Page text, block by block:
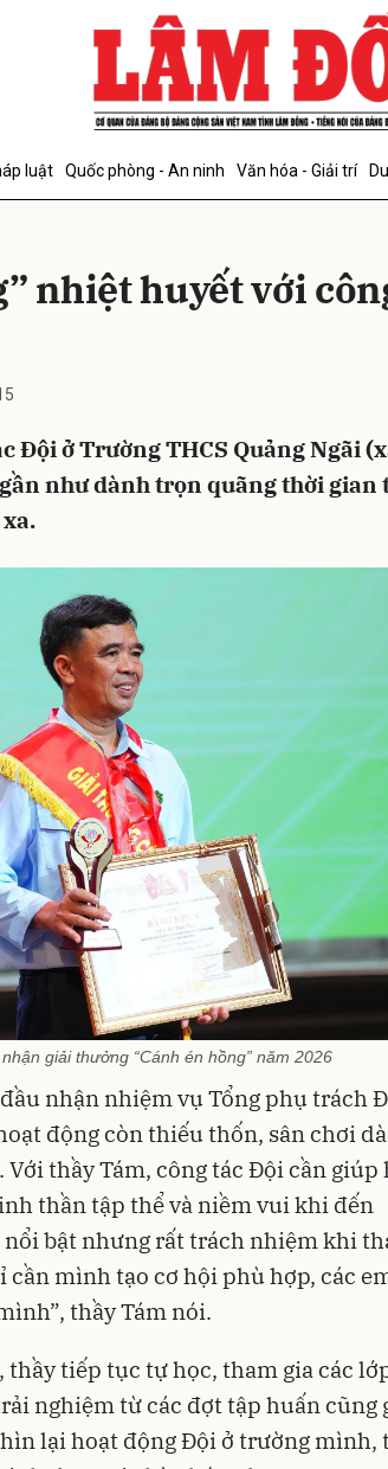
luật Quốc phòng - An ninh Văn hóa - Giải trí
nhiệt huyết với
Đội ở Trường THCS Quảng Ngãi
như dành trọn quãng thời gian
giải thưởng “Cánh én hồng” năm 2026
nhận nhiệm vụ Tổng phụ trách
động còn thiếu thốn, sân chơi
thầy Tám, công tác Đội cần giúp
thần tập thể và niềm vui khi đến
nổi bật nhưng rất trách nhiệm khi
cần mình tạo cơ hội phù hợp, các
thầy Tám nói.
tiếp tục tự học, tham gia các
nghiệm từ các đợt tập huấn cũng
lại hoạt động Đội ở trường mình,
Gửi bình luận